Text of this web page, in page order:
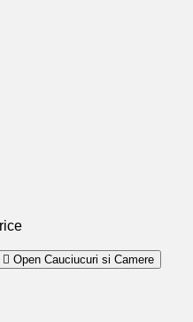
Open Cauciucuri si Camere